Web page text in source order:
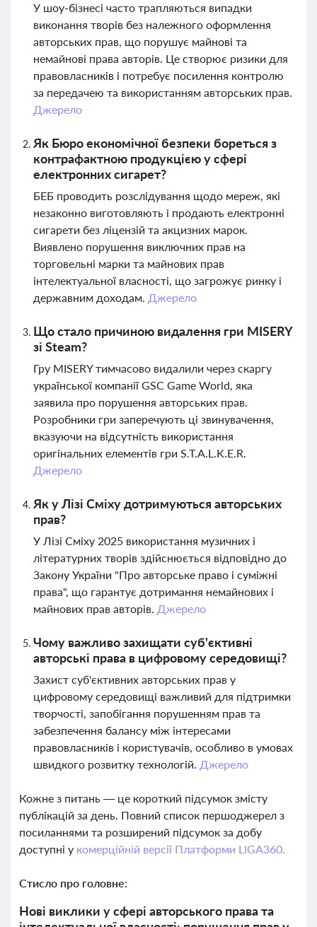
У шоу-бізнесі часто трапляються випадки
виконання творів без належного оформлення
авторських прав, що порушує майнові та
немайнові права авторів. Це створює ризики для
правовласників і потребує посилення контролю
за передачею та використанням авторських прав.
Джерело
Як Бюро економічної безпеки бореться з
контрафактною продукцією у сфері
електронних сигарет?
БЕБ проводить розслідування щодо мереж, які
незаконно виготовляють і продають електронні
сигарети без ліцензій та акцизних марок.
Виявлено порушення виключних прав на
торговельні марки та майнових прав
інтелектуальної власності, що загрожує ринку і
державним доходам. Джерело
Що стало причиною видалення гри MISERY
зі Steam?
Гру MISERY тимчасово видалили через скаргу
української компанії GSC Game World, яка
заявила про порушення авторських прав.
Розробники гри заперечують ці звинувачення,
вказуючи на відсутність використання
оригінальних елементів гри S.T.A.L.K.E.R.
Джерело
Як у Лізі Сміху дотримуються авторських
прав?
У Лізі Сміху 2025 використання музичних і
літературних творів здійснюється відповідно до
Закону України "Про авторське право і суміжні
права", що гарантує дотримання немайнових і
майнових прав авторів. Джерело
Чому важливо захищати суб'єктивні
авторські права в цифровому середовищі?
Захист суб'єктивних авторських прав у
цифровому середовищі важливий для підтримки
творчості, запобігання порушенням прав та
забезпечення балансу між інтересами
правовласників і користувачів, особливо в умовах
швидкого розвитку технологій. Джерело
Кожне з питань — це короткий підсумок змісту
публікацій за день. Повний список першоджерел з
посиланнями та розширений підсумок за добу
доступні у комерційній версії Платформи LIGA360.
Стисло про головне:
Нові виклики у сфері авторського права та